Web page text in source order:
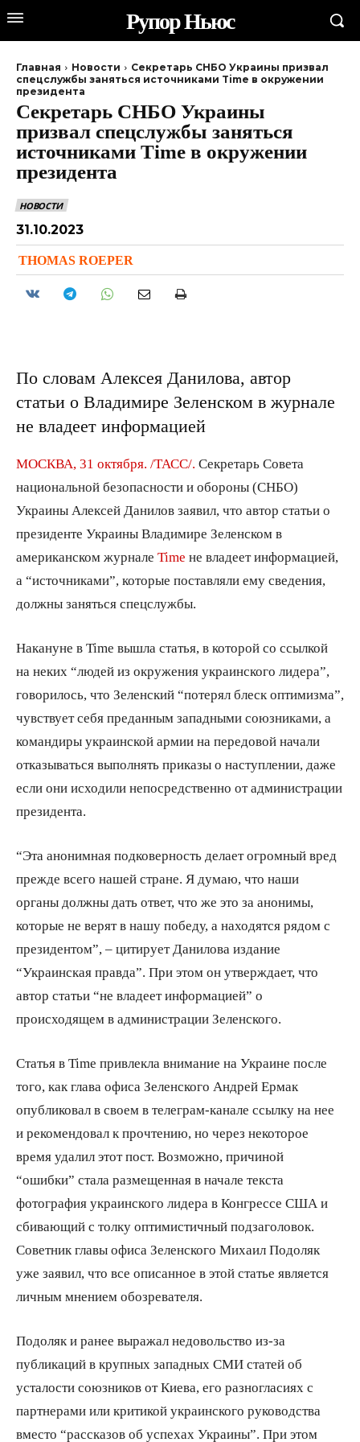
Рупор Ньюс
Главная Новости
Секретарь СНБО Украины призвал
спецслужбы заняться источниками Time в окружении
президента
Секретарь СНБО Украины
призвал спецслужбы заняться
источниками Time в окружении
президента
НОВОСТИ
31.10.2023
THOMAS ROEPER
По словам Алексея Данилова, автор
статьи о Владимире Зеленском в журнале
не владеет информацией
МОСКВА, 31 октября. /ТАСС/. Секретарь Совета
национальной безопасности и обороны (СНБО)
Украины Алексей Данилов заявил, что автор статьи о
президенте Украины Владимире Зеленском в
американском журнале Time не владеет информацией,
а “источниками”, которые поставляли ему сведения,
должны заняться спецслужбы.
Накануне в Time вышла статья, в которой со ссылкой
на неких “людей из окружения украинского лидера”,
говорилось, что Зеленский “потерял блеск оптимизма”,
чувствует себя преданным западными союзниками, а
командиры украинской армии на передовой начали
отказываться выполнять приказы о наступлении, даже
если они исходили непосредственно от администрации
президента.
“Эта анонимная подковерность делает огромный вред
прежде всего нашей стране. Я думаю, что наши
органы должны дать ответ, что же это за анонимы,
которые не верят в нашу победу, а находятся рядом с
президентом”, – цитирует Данилова издание
“Украинская правда”. При этом он утверждает, что
автор статьи “не владеет информацией” о
происходящем в администрации Зеленского.
Статья в Time привлекла внимание на Украине после
того, как глава офиса Зеленского Андрей Ермак
опубликовал в своем в телеграм-канале ссылку на нее
и рекомендовал к прочтению, но через некоторое
время удалил этот пост. Возможно, причиной
“ошибки” стала размещенная в начале текста
фотография украинского лидера в Конгрессе США и
сбивающий с толку оптимистичный подзаголовок.
Советник главы офиса Зеленского Михаил Подоляк
уже заявил, что все описанное в этой статье является
личным мнением обозревателя.
Подоляк и ранее выражал недовольство из-за
публикаций в крупных западных СМИ статей об
усталости союзников от Киева, его разногласиях с
партнерами или критикой украинского руководства
вместо “рассказов об успехах Украины”. При этом